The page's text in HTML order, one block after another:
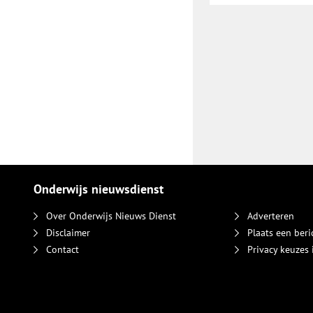
Onderwijs nieuwsdienst
Over Onderwijs Nieuws Dienst
Disclaimer
Contact
Adverteren
Plaats een
Privacy